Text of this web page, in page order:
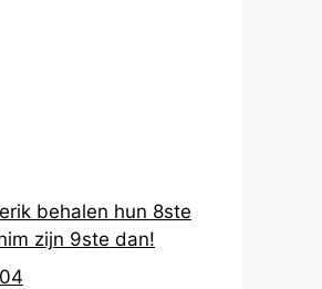
behalen hun 8ste
zijn 9ste dan!